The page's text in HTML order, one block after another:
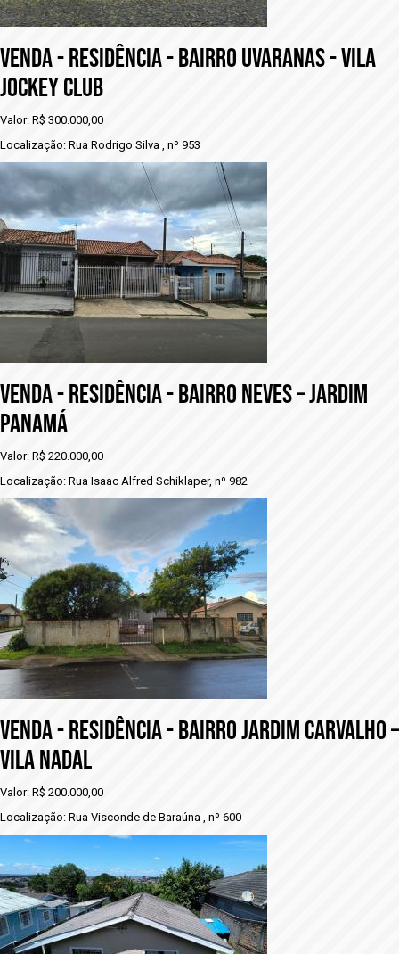
VENDA - RESIDÊNCIA - BAIRRO UVARANAS - VILA
JOCKEY CLUB
Valor: R$ 300.000,00
Localização: Rua Rodrigo Silva , nº 953
VENDA - RESIDÊNCIA - BAIRRO NEVES – JARDIM
PANAMÁ
Valor: R$ 220.000,00
Localização: Rua Isaac Alfred Schiklaper, nº 982
VENDA - RESIDÊNCIA - BAIRRO JARDIM CARVALHO –
VILA NADAL
Valor: R$ 200.000,00
Localização: Rua Visconde de Baraúna , nº 600